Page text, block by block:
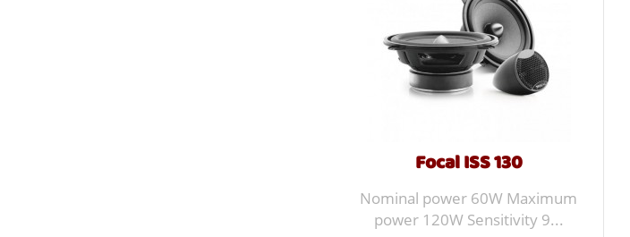
Focal ISS 130
Nominal power 60W Maximum
power 120W Sensitivity 9...